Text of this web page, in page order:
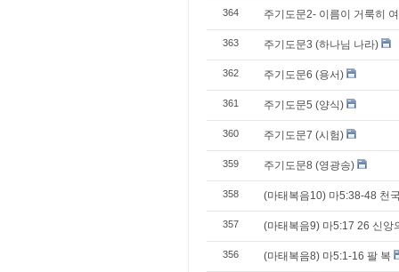
364 주기도문2- 이름이 거룩히
363 주기도문3 (하나님 나라)
362 주기도문6 (용서)
361 주기도문5 (양식)
360 주기도문7 (시험)
359 주기도문8 (영광송)
358 (마태복음10) 마5:38-48 천
357 (마태복음9) 마5:17 26 신앙
356 (마태복음8) 마5:1-16 팔 복